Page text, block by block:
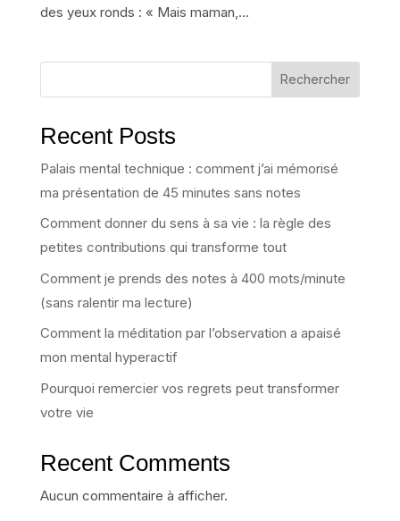
des yeux ronds : « Mais maman,...
Rechercher
Recent Posts
Palais mental technique : comment j’ai mémorisé
ma présentation de 45 minutes sans notes
Comment donner du sens à sa vie : la règle des
petites contributions qui transforme tout
Comment je prends des notes à 400 mots/minute
(sans ralentir ma lecture)
Comment la méditation par l’observation a apaisé
mon mental hyperactif
Pourquoi remercier vos regrets peut transformer
votre vie
Recent Comments
Aucun commentaire à afficher.